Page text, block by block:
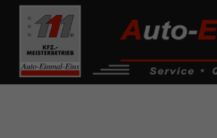
------------ Host Name :